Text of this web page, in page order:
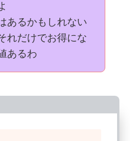
あるかもしれない
れだけでお得にな
あるわ